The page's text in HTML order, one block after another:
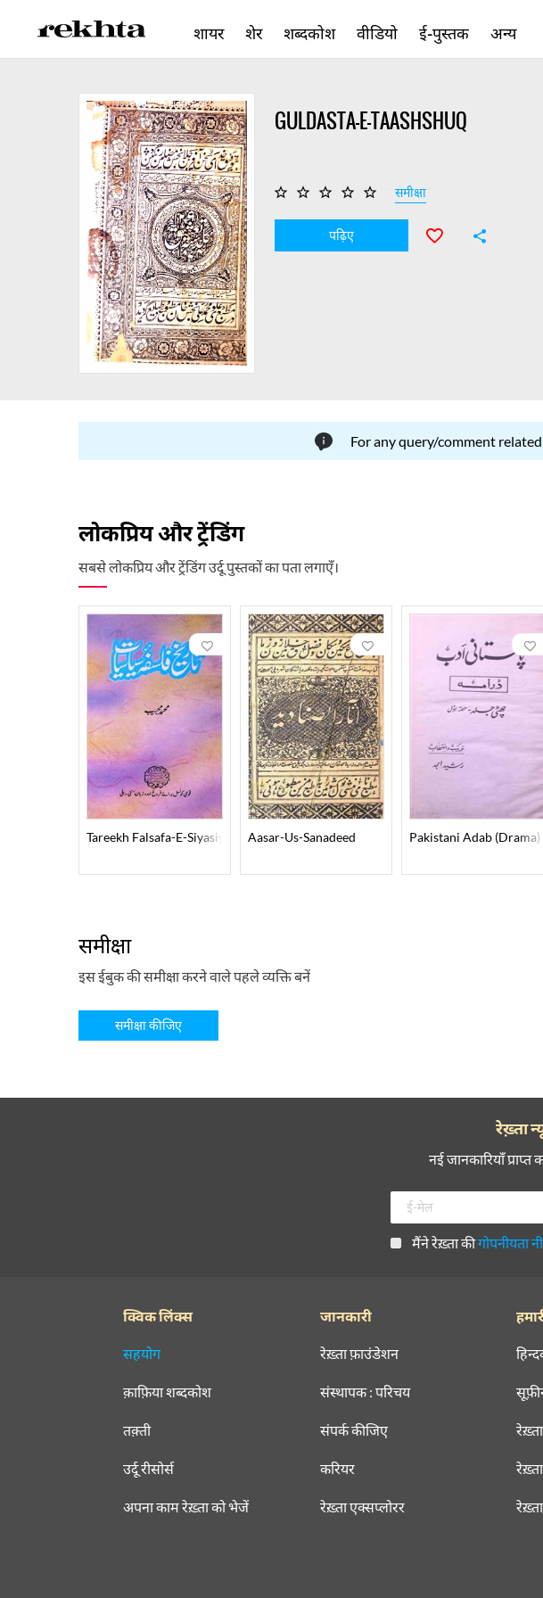
GULDASTA-E-TAASHSHUQ
समीक्षा
पढ़िए
For any query/comment
लोकप्रिय और ट्रेंडिंग
सबसे लोकप्रिय और ट्रेंडिंग उर्दू पुस्तकों का पता लगाएँ।
Tareekh Falsafa-E-Siyasiyat Aasar-Us-Sanadeed Pakistani Adab
समीक्षा
इस ईबुक की समीक्षा करने वाले पहले व्यक्ति बनें
समीक्षा कीजिए
शायर शेर शब्दकोश वीडियो ई-पुस्तक अन्य
रेख़्ता
नई जानकारियाँ
मैंने रेख़्ता कीगोपनीयता
क्विक लिंक्स
सहयोग
क़ाफ़िया शब्दकोश
तक़्ती
उर्दू रीसोर्स
अपना काम रेख़्ता को भेजें
जानकारी
रेख़्ता फ़ाउंडेशन
संस्थापक : परिचय
संपर्क कीजिए
करियर
रेख़्ता एक्सप्लोरर